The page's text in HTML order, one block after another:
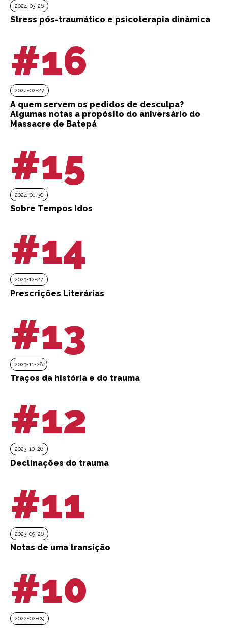
2024-03-26
Stress pós-traumático e psicoterapia dinâmica
#16
2024-02-27
A quem servem os pedidos de desculpa?
Algumas notas a propósito do aniversário do
Massacre de Batepá
#15
2024-01-30
Sobre Tempos Idos
#14
2023-12-27
Prescrições Literárias
#13
2023-11-28
Traços da história e do trauma
#12
2023-10-26
Declinações do trauma
#11
2023-09-26
Notas de uma transição
#10
2022-02-09